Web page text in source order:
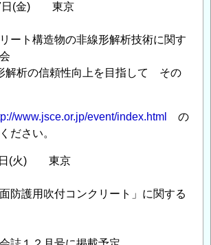
日(金) 東京
構造物の非線形解析技術に関す
信頼性向上を目指して その
www.jsce.or.jp/event/index.html
の
ださい。
4日(火) 東京
用吹付コンクリート」に関する